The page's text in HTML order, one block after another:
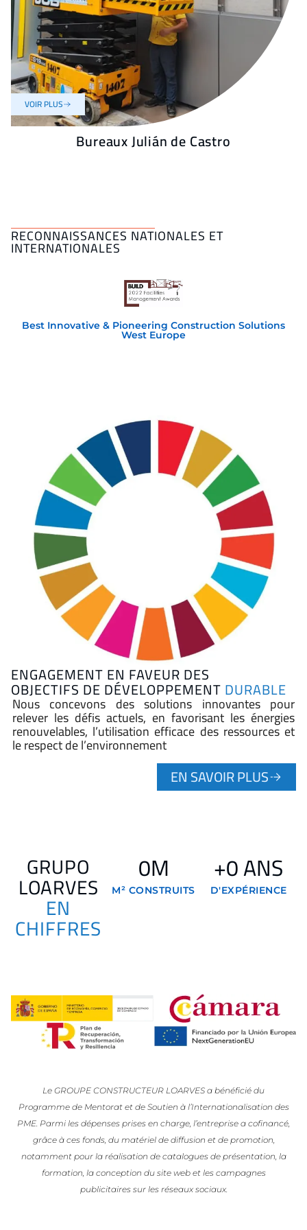
VOIR PLUS
Bureaux Julián de Castro
RECONNAISSANCES NATIONALES ET
INTERNATIONALES
Best Innovative & Pioneering Construction Solutions
West Europe
ENGAGEMENT EN FAVEUR DES
OBJECTIFS DE DÉVELOPPEMENTDURABLE
Nous concevons des solutions innovantes pour
relever les défis actuels, en favorisant les énergies
renouvelables, l’utilisation efficace des ressources et
le respect de l’environnement
EN SAVOIR PLUS
GRUPO
LOARVES
EN
CHIFFRES
M² CONSTRUITS
0M
D'EXPÉRIENCE
+0 ANS
Le GROUPE CONSTRUCTEUR LOARVES a bénéficié du
Programme de Mentorat et de Soutien à l’Internationalisation des
PME. Parmi les dépenses prises en charge, l’entreprise a cofinancé,
grâce à ces fonds, du matériel de diffusion et de promotion,
notamment pour la réalisation de catalogues de présentation, la
formation, la conception du site web et les campagnes
publicitaires sur les réseaux sociaux.